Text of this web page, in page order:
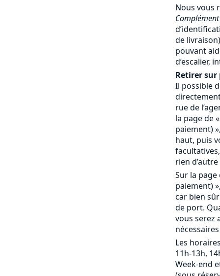
Nous vous
Complément
de
pouvant
d’escalier,
Retirer sur
Il possible
rue de
la page de
paiement)
haut, puis
rien
Sur la
paiement)
car bien
de port.
vous serez
Les
11h-13h,
Week-end